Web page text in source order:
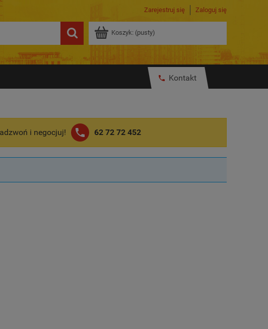
Zarejestruj się Zaloguj się
Koszyk: (pusty)
Kontakt
i negocjuj! 62 72 72 452